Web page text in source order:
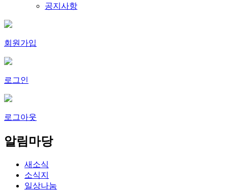
공지사항
회원가입
로그인
로그아웃
알림마당
새소식
소식지
일상나눔